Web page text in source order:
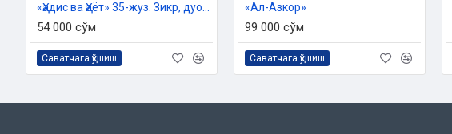
54 000 сўм
Саватчага қўшиш
«Ал-Азкор»
99 000 сўм
Саватчага қўшиш